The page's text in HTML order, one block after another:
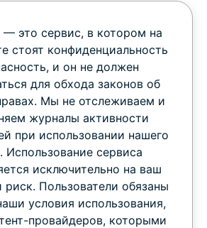
— это сервис, в котором на
стоят конфиденциальность
и он не должен
для обхода законов об
Мы не отслеживаем и
журналы активности
при использовании нашего
Использование сервиса
исключительно на ваш
риск. Пользователи обязаны
условия использования,
провайдеров, которыми